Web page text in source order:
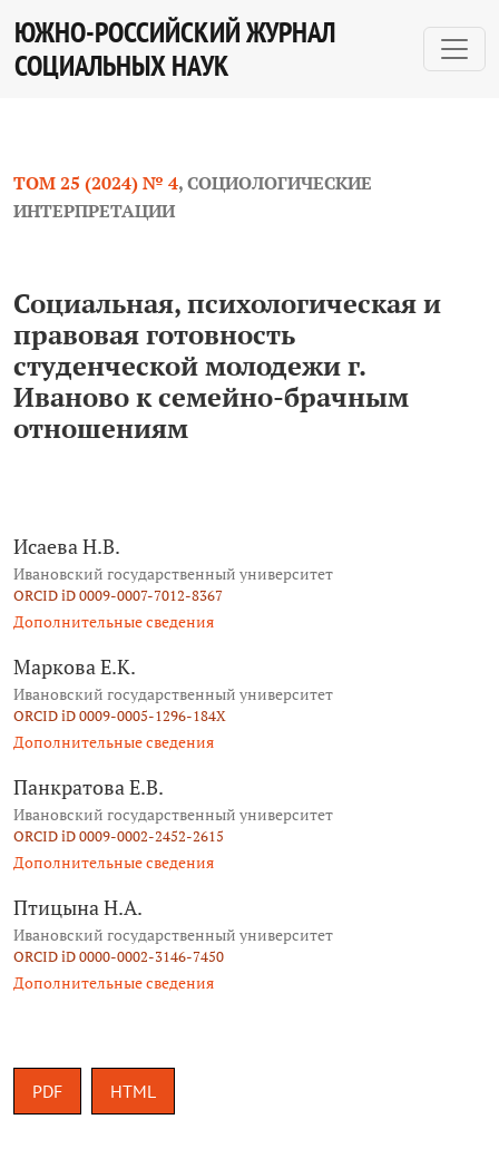
Социальная, психологическая и правовая
ЮЖНО-РОССИЙСКИЙ ЖУРНАЛ
СОЦИАЛЬНЫХ НАУК
ТОМ 25 (2024) № 4,СОЦИОЛОГИЧЕСКИЕ
ИНТЕРПРЕТАЦИИ
Социальная, психологическая и
правовая готовность
студенческой молодежи г.
Иваново к семейно-брачным
отношениям
Исаева Н.В.
Ивановский государственный университет
ORCID iD 0009-0007-7012-8367
Дополнительные сведения
Маркова Е.К.
Ивановский государственный университет
ORCID iD 0009-0005-1296-184X
Дополнительные сведения
Панкратова Е.В.
Ивановский государственный университет
ORCID iD 0009-0002-2452-2615
Дополнительные сведения
Птицына Н.А.
Ивановский государственный университет
ORCID iD 0000-0002-3146-7450
Дополнительные сведения
PDF HTML